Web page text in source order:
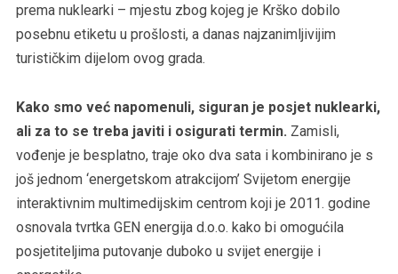
prema nuklearki – mjestu zbog kojeg je Krško dobilo
posebnu etiketu u prošlosti, a danas najzanimljivijim
turističkim dijelom ovog grada.
Kako smo već napomenuli, siguran je posjet nuklearki,
ali za to se treba javiti i osigurati termin. Zamisli,
vođenje je besplatno, traje oko dva sata i kombinirano je s
još jednom ‘energetskom atrakcijom’ Svijetom energije
interaktivnim multimedijskim centrom koji je 2011. godine
osnovala tvrtka GEN energija d.o.o. kako bi omogućila
posjetiteljima putovanje duboko u svijet energije i